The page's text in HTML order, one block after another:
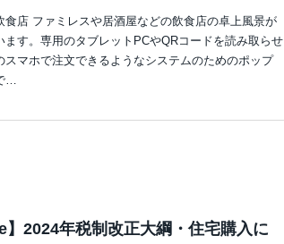
食店 ファミレスや居酒屋などの飲食店の卓上風景が
ます。専用のタブレットPCやQRコードを読み取らせ
スマホで注文できるようなシステムのためのポップ
…
】2024年税制改正大綱・住宅購入に